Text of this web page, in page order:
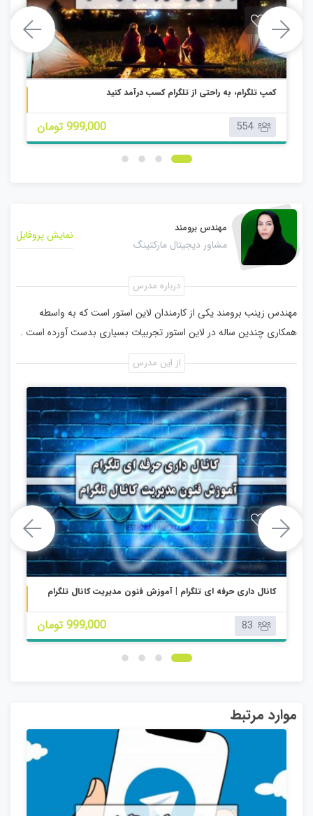
کمپ تلگرام، به راحتی از تلگرام کسب درآمد کنید کمپ تلگرام، به راحتی از تلگرام کسب درآمد کنید 554 999,000 تومان
مهندس برومند
مشاور دیجیتال مارکتینگ
نمایش پروفایل
درباره مدرس
مهندس زینب برومند یکی از کارمندان لاین استور است که به واسطه
همکاری چندین ساله در لاین استور تجربیات بسیاری بدست آورده است .
از این مدرس
کانال داری حرفه ای تلگرام | آموزش فنون مدیریت کانال تلگرام
83 999,000 تومان
موارد مرتبط